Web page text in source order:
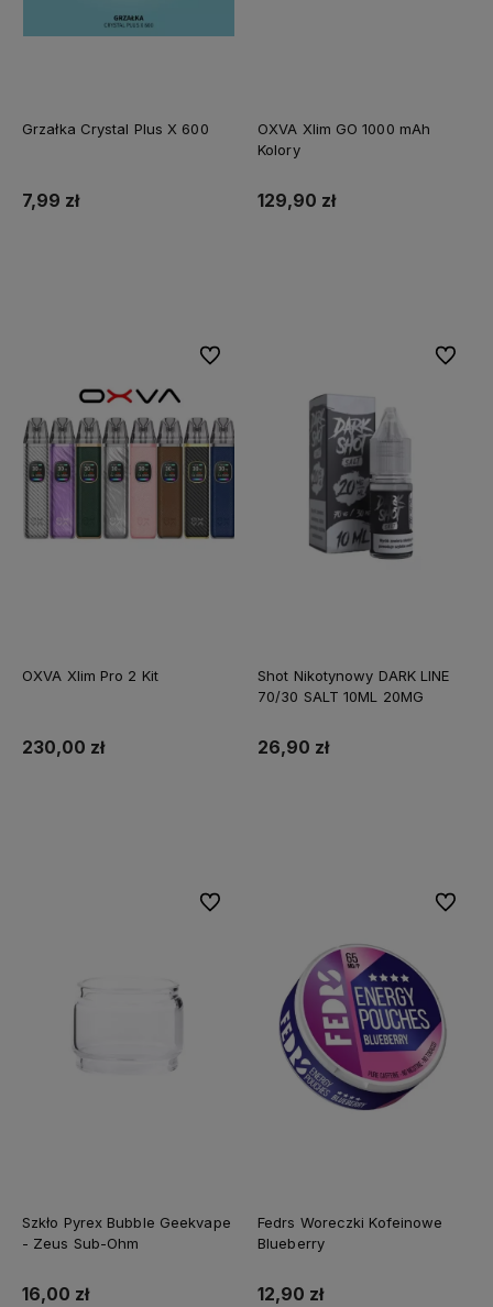
Grzałka Crystal Plus X 600
7,99 zł
OXVA Xlim GO 1000 mAh
Kolory
129,90 zł
OXVA Xlim Pro 2 Kit
230,00 zł
Do ulubionych
Shot Nikotynowy DARK LINE
70/30 SALT 10ML 20MG
26,90 zł
Do
Szkło Pyrex Bubble Geekvape
- Zeus Sub-Ohm
16,00 zł
Do ulubionych
Fedrs Woreczki Kofeinowe
Blueberry
12,90 zł
Do